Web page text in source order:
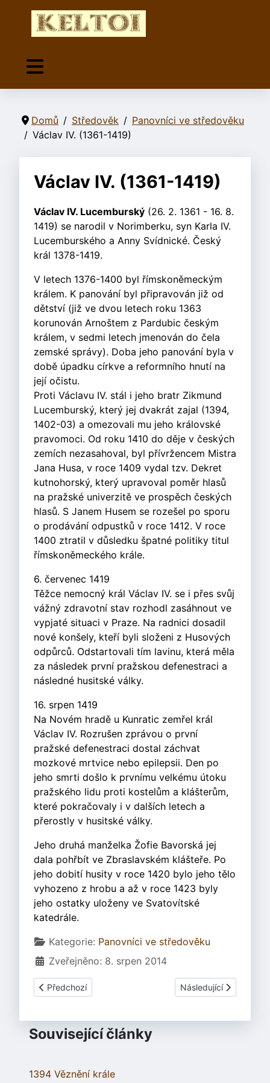
Domů Středověk
Panovníci ve středověku
Václav IV. (1361-1419)
Václav IV. (1361-1419)
Václav IV. Lucemburský (26. 2. 1361 - 16. 8.
1419) se narodil v Norimberku, syn Karla IV.
Lucemburského a Anny Svídnické. Český
král 1378-1419.
V letech 1376-1400 byl římskoněmeckým
králem. K panování byl připravován již od
dětství (již ve dvou letech roku 1363
korunován Arnoštem z Pardubic českým
králem, v sedmi letech jmenován do čela
zemské správy). Doba jeho panování byla v
době úpadku církve a reformního hnutí na
její očistu.
Proti Václavu IV. stál i jeho bratr Zikmund
Lucemburský, který jej dvakrát zajal (1394,
1402-03) a omezovali mu jeho královské
pravomoci. Od roku 1410 do děje v českých
zemích nezasahoval, byl přívržencem Mistra
Jana Husa, v roce 1409 vydal tzv. Dekret
kutnohorský, který upravoval poměr hlasů
na pražské univerzitě ve prospěch českých
hlasů. S Janem Husem se rozešel po sporu
o prodávání odpustků v roce 1412. V roce
1400 ztratil v důsledku špatné politiky titul
římskoněmeckého krále.
6. červenec 1419
Těžce nemocný král Václav IV. se i přes svůj
vážný zdravotní stav rozhodl zasáhnout ve
vypjaté situaci v Praze. Na radnici dosadil
nové konšely, kteří byli složeni z Husových
odpůrců. Odstartovali tím lavinu, která měla
za následek první pražskou defenestraci a
následné husitské války.
16. srpen 1419
Na Novém hradě u Kunratic zemřel král
Václav IV. Rozrušen zprávou o první
pražské defenestraci dostal záchvat
mozkové mrtvice nebo epilepsii. Den po
jeho smrti došlo k prvnímu velkému útoku
pražského lidu proti kostelům a klášterům,
které pokračovaly i v dalších letech a
přerostly v husitské války.
Jeho druhá manželka Žofie Bavorská jej
dala pohřbít ve Zbraslavském klášteře. Po
jeho dobití husity v roce 1420 bylo jeho tělo
vyhozeno z hrobu a až v roce 1423 byly
jeho ostatky uloženy ve Svatovítské
katedrále.
Základní údaje
Kategorie: Panovníci ve středověku
Zveřejněno: 8. srpen 2014
Předchozí článek: Boleslav III. Ryšavý
Předchozí Další článek: Jiří z
Následující
Související články
1394 Věznění krále